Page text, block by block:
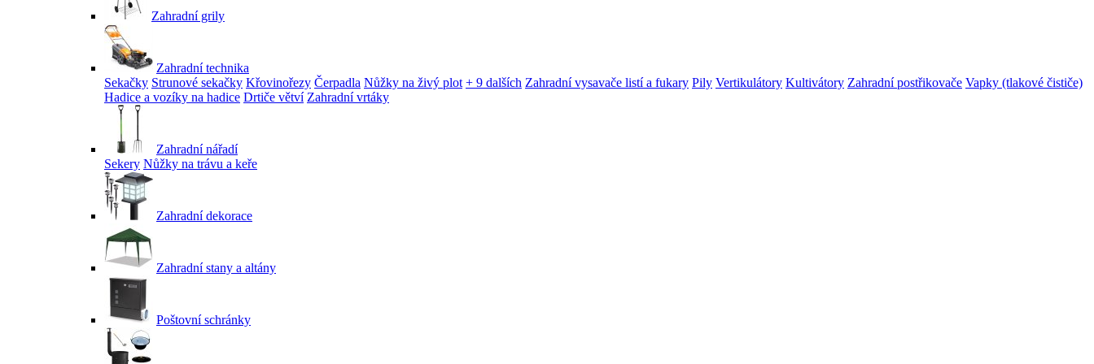
Zahradní grily
Zahradní technika
Sekačky Strunové sekačky Křovinořezy Čerpadla Nůžky na živý plot + 9 dalších Zahradní vysavače listí a fukary Pily Vertikulátory Kultivátory Zahradní postřikovače Vapky (tlakové čističe)
Hadice a vozíky na hadice Drtiče větví Zahradní vrtáky
Zahradní nářadí
Sekery Nůžky na trávu a keře
Zahradní dekorace
Zahradní stany a altány
Poštovní schránky